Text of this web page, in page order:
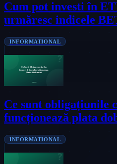
Cum pot investi în
urmăresc indicele
INFORMATIONAL
Ce sunt obligațiunile
funcționează plata
INFORMATIONAL